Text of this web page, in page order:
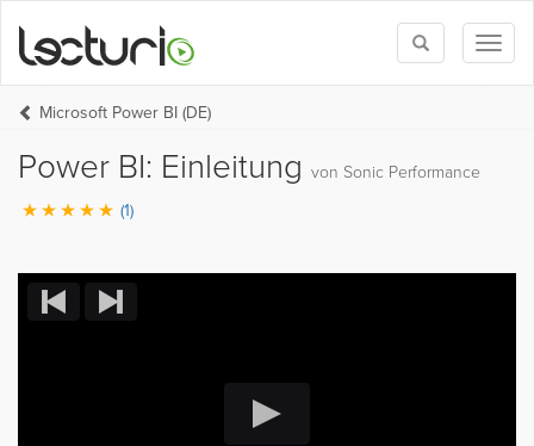
Toggle
search
Microsoft Power BI (DE)
Power BI: Einleitung von Sonic Performance
(1)